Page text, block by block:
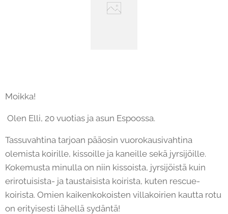
Moikka!
Olen Elli, 20 vuotias ja asun Espoossa.
Tassuvahtina tarjoan pääosin vuorokausivahtina
olemista koirille, kissoille ja kaneille sekä jyrsijöille.
Kokemusta minulla on niin kissoista, jyrsijöistä kuin
erirotuisista- ja taustaisista koirista, kuten rescue-
koirista. Omien kaikenkokoisten villakoirien kautta rotu
on erityisesti lähellä sydäntä!